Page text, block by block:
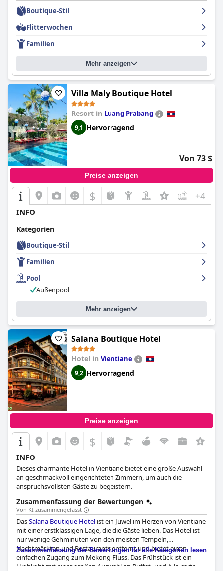
Boutique-Stil
Flitterwochen
Familien
Mehr anzeigen
Villa Maly Boutique Hotel
Resort in Luang Prabang
9,1 Hervorragend
Von 73 $
Preise anzeigen
$ +4
INFO
Kategorien
Boutique-Stil
Familien
Pool
Außenpool
Mehr anzeigen
Salana Boutique Hotel
Hotel in Vientiane
9,2 Hervorragend
Preise anzeigen
$
INFO
Dieses charmante Hotel in Vientiane bietet eine große Auswahl
an geschmackvoll eingerichteten Zimmern, um auch die
anspruchsvollsten Gäste zu begeistern.
Zusammenfassung der Bewertungen
Von KI zusammengefasst
DasSalana Boutique Hotel ist ein Juwel im Herzen von Vientiane
mit einer erstklassigen Lage, die die Gäste lieben. Das Hotel ist
nur wenige Gehminuten von den meisten Tempeln,
Nachtmärkten und Restaurants entfernt und bietet einen
einfachen Zugang zum Mekong-Fluss. Das Frühstück ist ein
Highlight mit einer großen Auswahl an Buffet- und A-la-carte-
Zusammenfassung der Bewertungen für alle Kategorien lesen